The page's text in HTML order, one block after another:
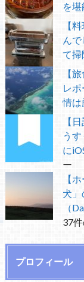
を堪
【
ん
て掃
【
レ
情は
【
う
に
ー
【
犬
（
37
プロフィール